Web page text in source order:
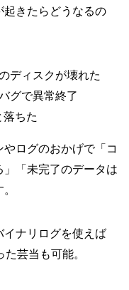
起きたらどうなるの
ディスクが壊れた
グで異常終了
落ちた
ログのおかげで「コ
」「未完了のデータは
イナリログを使えば
芸当も可能。